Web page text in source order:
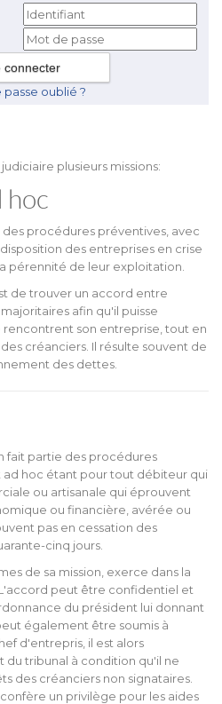
passe oublié ?
plusieurs missions:
hoc
procédures préventives, avec
des entreprises en crise
pérennité de leur exploitation.
de trouver un accord entre
afin qu'il puisse
son entreprise, tout en
créanciers. Il résulte souvent de
des dettes.
fait partie des procédures
ad hoc étant pour tout débiteur qui
ou artisanale qui éprouvent
ou financière, avérée ou
pas en cessation des
cinq jours.
de sa mission, exerce dans la
peut être confidentiel et
du président lui donnant
également être soumis à
d'entrepris, il est alors
tribunal à condition qu'il ne
des créanciers non signataires.
un privilège pour les aides